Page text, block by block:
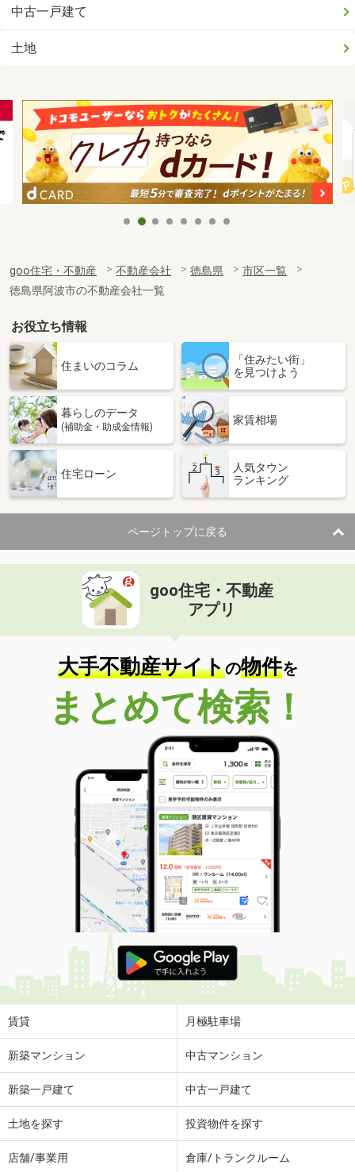
中古一戸建て
土地
goo住宅・不動産 不動産会社 徳島県
市区一覧
徳島県阿波市の不動産会社一覧
お役立ち情報
住まいのコラム
「住みたい街」
を見つけよう
暮らしのデータ
(補助金・助成金情報)
家賃相場
住宅ローン
人気タウン
ランキング
ページトップに戻る
goo住宅・不動産
アプリ
大手不動産サイトの物件を
まとめて検索！
賃貸 月極駐車場
新築マンション 中古マンション
新築一戸建て 中古一戸建て
土地を探す 投資物件を探す
店舗/事業用 倉庫/トランクルーム